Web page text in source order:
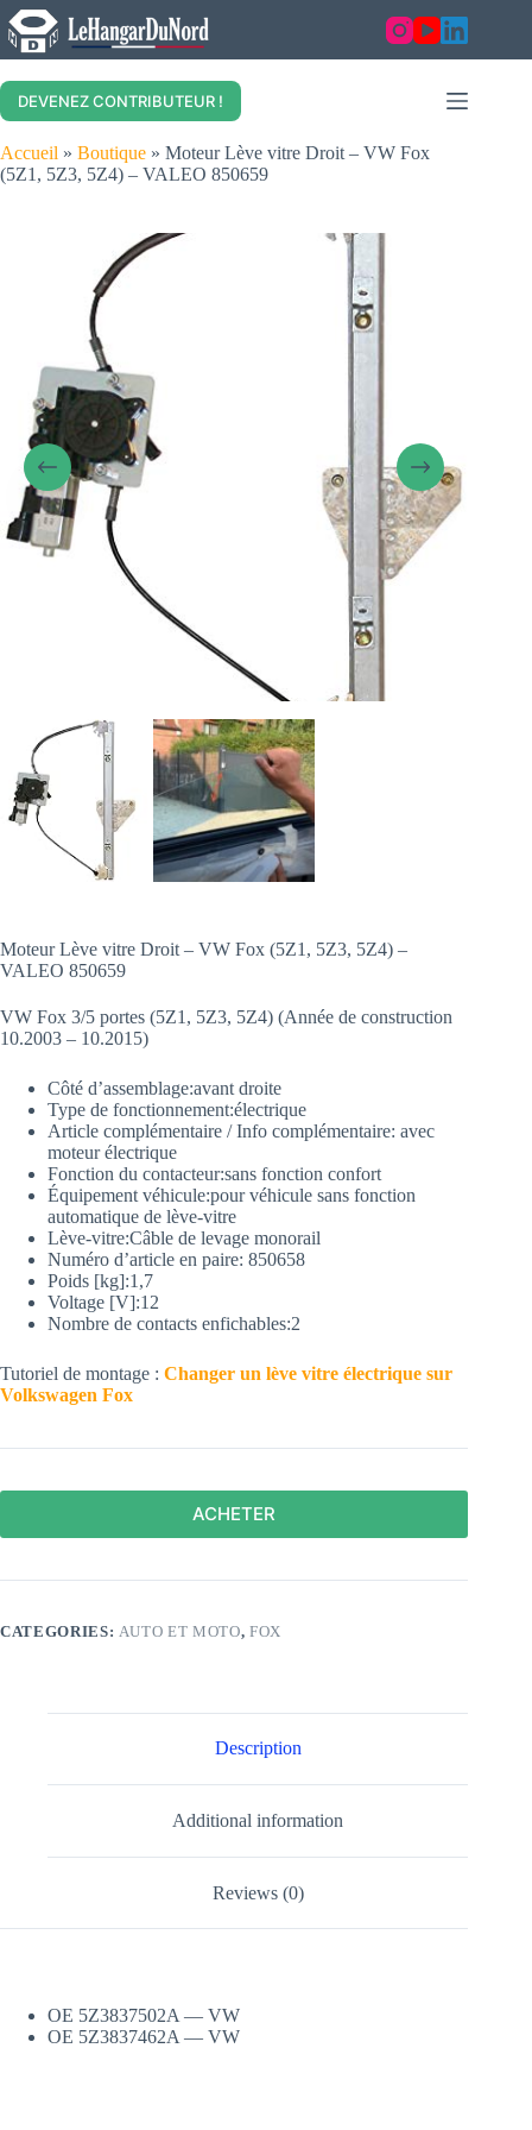
Skip
to
content
DEVENEZ CONTRIBUTEUR !
Accueil » Boutique » Moteur Lève vitre Droit – VW Fox
(5Z1, 5Z3, 5Z4) – VALEO 850659
Moteur Lève vitre Droit – VW Fox (5Z1, 5Z3, 5Z4) –
VALEO 850659
VW Fox 3/5 portes (5Z1, 5Z3, 5Z4) (Année de construction
10.2003 – 10.2015)
Côté d’assemblage:avant droite
Type de fonctionnement:électrique
Article complémentaire / Info complémentaire: avec
moteur électrique
Fonction du contacteur:sans fonction confort
Équipement véhicule:pour véhicule sans fonction
automatique de lève-vitre
Lève-vitre:Câble de levage monorail
Numéro d’article en paire: 850658
Poids [kg]:1,7
Voltage [V]:12
Nombre de contacts enfichables:2
Tutoriel de montage : Changer un lève vitre électrique sur
Volkswagen Fox
ACHETER
CATEGORIES: AUTO ET MOTO, FOX
Description
Additional information
Reviews (0)
OE 5Z3837502A — VW
OE 5Z3837462A — VW